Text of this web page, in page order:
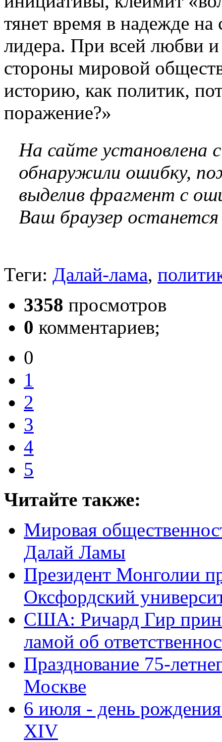
тянет время в надежде на
лидера. При всей любви
стороны мировой
историю, как политик,
поражение?»
На сайте установлена
обнаружили ошибку,
выделив фрагмент с
Ваш браузер
Теги: Далай-лама,
3358 просмотров
0 комментариев;
0
1
2
3
4
5
Читайте также:
Мировая
Далай Ламы
Президент Монголии
Оксфордский
США: Ричард Гир
ламой об
Празднование 75-
Москве
6 июля - день
XIV